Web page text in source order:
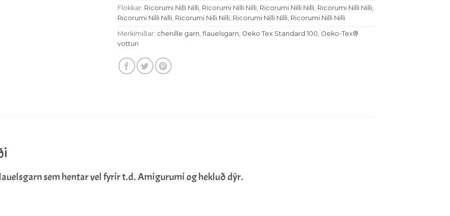
Flokkar: Ricorumi Nilli Nilli Ricorumi Nilli Nilli Ricorumi Nilli Nilli Ricorumi Nilli Nilli
Ricorumi Nilli Nilli Ricorumi Nilli Nilli Ricorumi Nilli Nilli Ricorumi Nilli Nilli
Merkimiðar: chenille garn flauelsgarn Oeko Tex Standard 100 Oeko-Tex®
vottun
sem hentar vel fyrir t.d. Amigurumi og hekluð dýr.